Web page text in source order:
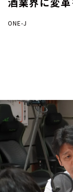
お知らせ
イベント・
YouTube
会社情報
ONE-J